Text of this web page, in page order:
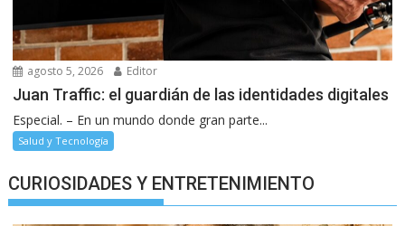
agosto 5, 2026 Editor
Juan Traffic: el guardián de las identidades digitales
Especial. – En un mundo donde gran parte...
Salud y Tecnología
CURIOSIDADES Y ENTRETENIMIENTO